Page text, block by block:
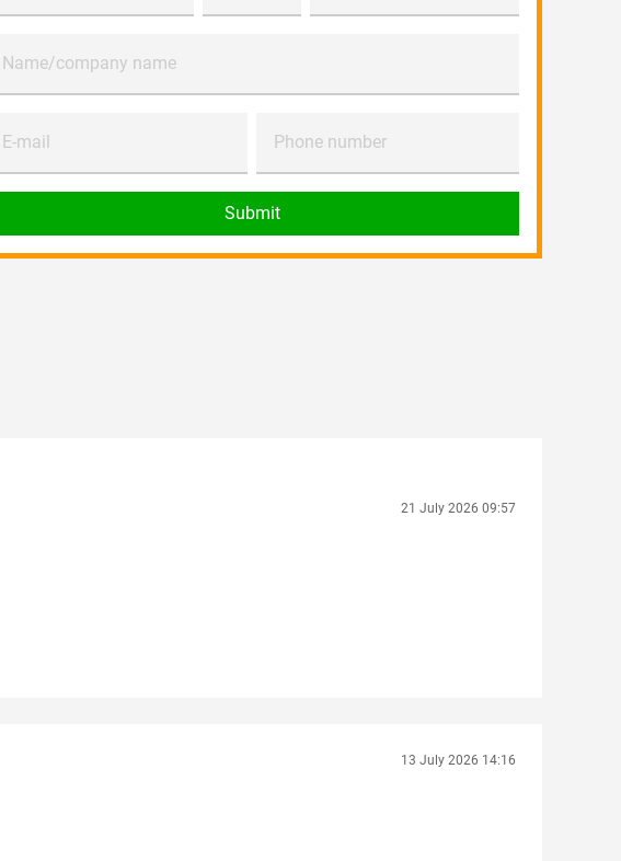
Name/company name
E-mail Phone number
Submit
21 July 2026 09:57
13 July 2026 14:16